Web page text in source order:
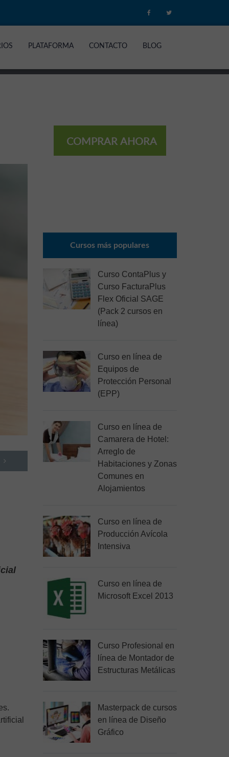
PLATAFORMA CONTACTO BLOG
COMPRAR AHORA
Cursos más populares
Curso ContaPlus y
Curso FacturaPlus
Flex Oficial SAGE
(Pack 2 cursos en
línea)
Curso en línea de
Equipos de
Protección Personal
(EPP)
Curso en línea de
Camarera de Hotel:
Arreglo de
Habitaciones y Zonas
Comunes en
Alojamientos
Curso en línea de
Producción Avícola
Intensiva
Curso en línea de
Microsoft Excel 2013
Curso Profesional en
línea de Montador de
Estructuras Metálicas
Masterpack de cursos
en línea de Diseño
Gráfico